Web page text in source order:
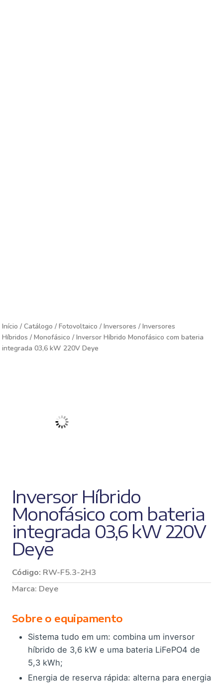
Início /Catálogo /Fotovoltaico /Inversores /Inversores
Híbridos /Monofásico / Inversor Híbrido Monofásico com bateria
integrada 03,6 kW 220V Deye
Inversor Híbrido
Monofásico com bateria
integrada 03,6 kW 220V
Deye
Código: RW-F5.3-2H3
Marca: Deye
Sobre o equipamento
Sistema tudo em um: combina um inversor
híbrido de 3,6 kW e uma bateria LiFePO4 de
5,3 kWh;
Energia de reserva rápida: alterna para energia